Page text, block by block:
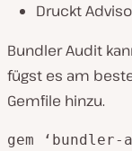
Druckt
Bundler Audit
fügst es am
Gemfile hinzu.
gem ‘bundler-